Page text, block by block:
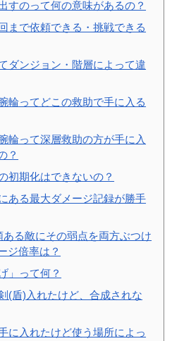
すのって何の意味があるの？
まで依頼できる・挑戦できる
ダンジョン・階層によって違
輪ってどこの救助で手に入る
輪って深層救助の方が手に入
？
初期化はできないの？
ある最大ダメージ記録が勝手
る敵にその弱点を両方ぶつけ
ジ倍率は？
」って何？
(盾)入れたけど、合成されな
に入れたけど使う場所によっ